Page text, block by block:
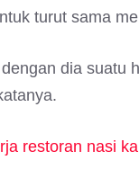
turut sama
dia suatu
restoran nasi